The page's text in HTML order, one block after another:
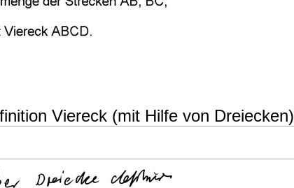
Viereck (mit Hilfe von Dreiecken)